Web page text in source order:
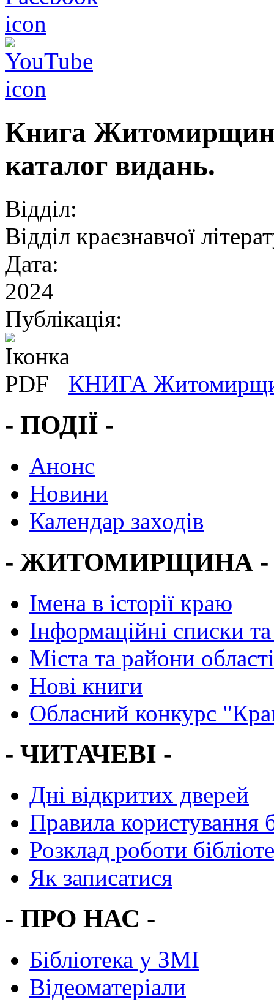
Книга
каталог видань.
Відділ:
Відділ краєзнавчої
Дата:
2024
Публікація:
КНИГА
- ПОДІЇ -
Анонс
Новини
Календар заходів
- ЖИТОМИРЩИНА -
Імена в історії краю
Інформаційні списки
Міста та райони області
Нові книги
Обласний конкурс
- ЧИТАЧЕВІ -
Дні відкритих дверей
Правила користування
Розклад роботи
Як записатися
- ПРО НАС -
Бібліотека у ЗМІ
Відеоматеріали